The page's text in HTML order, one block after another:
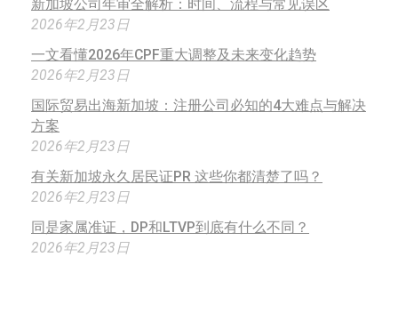
新加坡公司年审全解析：时间、流程与常见误区
2026年2月23日
一文看懂2026年CPF重大调整及未来变化趋势
2026年2月23日
国际贸易出海新加坡：注册公司必知的4大难点与解决
方案
2026年2月23日
有关新加坡永久居民证PR 这些你都清楚了吗？
2026年2月23日
同是家属准证，DP和LTVP到底有什么不同？
2026年2月23日